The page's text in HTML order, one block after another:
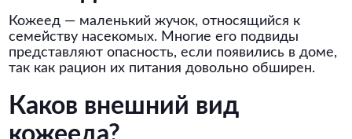
Кожеед — маленький жучок, относящийся к
семейству насекомых. Многие его подвиды
представляют опасность, если появились в доме,
так как рацион их питания довольно обширен.
Каков внешний вид